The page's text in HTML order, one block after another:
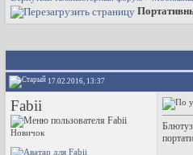
17.02.2016, 13:37
Fabii
Новичок